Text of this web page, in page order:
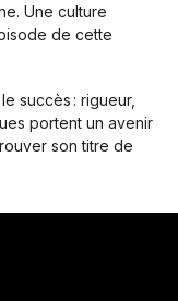
Culture
Une culture
de cette
succès : rigueur,
portent un avenir
son titre de